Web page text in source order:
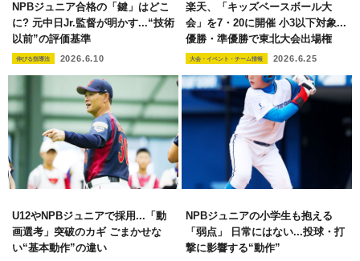
NPBジュニア合格の「鍵」はどこ
に? 元中日Jr.監督が明かす...“技術
以前”の評価基準
伸びる指導法 2026.6.10
楽天、「キッズベースボール大
会」を7・20に開催 小3以下対象...
優勝・準優勝で東北大会出場権
大会・イベント・チーム情報 2026.6.25
U12やNPBジュニアで採用...「動
画選考」突破のカギ ごまかせな
い“基本動作”の違い
NPBジュニアの小学生も抱える
「弱点」 日常にはない...投球・打
撃に影響する“動作”